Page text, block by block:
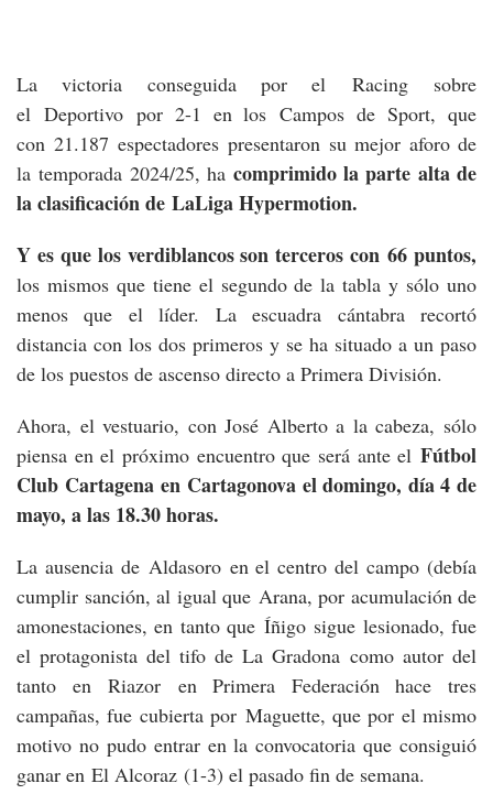
La victoria conseguida por el Racing sobre
el Deportivo por 2-1 en los Campos de Sport, que
con 21.187 espectadores presentaron su mejor aforo de
la temporada 2024/25, ha comprimido la parte alta de
la clasificación de LaLiga Hypermotion.
Y es que los verdiblancos son terceros con 66 puntos,
los mismos que tiene el segundo de la tabla y sólo uno
menos que el líder. La escuadra cántabra recortó
distancia con los dos primeros y se ha situado a un paso
de los puestos de ascenso directo a Primera División.
Ahora, el vestuario, con José Alberto a la cabeza, sólo
piensa en el próximo encuentro que será ante el Fútbol
Club Cartagena en Cartagonova el domingo, día 4 de
mayo, a las 18.30 horas.
La ausencia de Aldasoro en el centro del campo (debía
cumplir sanción, al igual que Arana, por acumulación de
amonestaciones, en tanto que Íñigo sigue lesionado, fue
el protagonista del tifo de La Gradona como autor del
tanto en Riazor en Primera Federación hace tres
campañas, fue cubierta por Maguette, que por el mismo
motivo no pudo entrar en la convocatoria que consiguió
ganar en El Alcoraz (1-3) el pasado fin de semana.